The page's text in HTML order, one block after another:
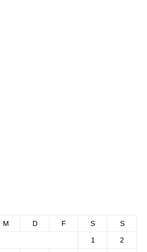
M D F S S
1 2